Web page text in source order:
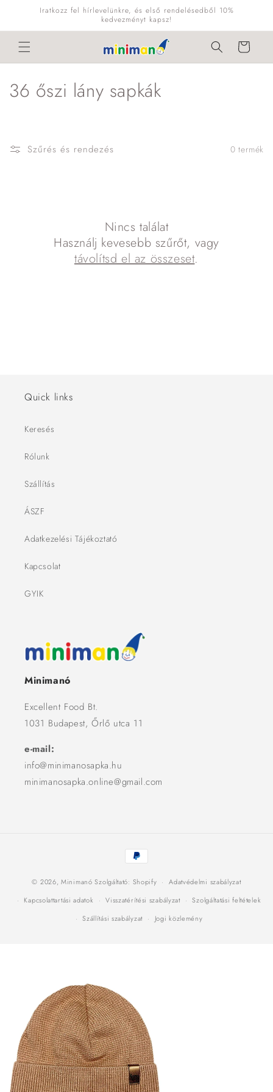
Ugrás aIratkozz fel hírlevelünkre, és első rendelésedből 10%
kedvezményt kapsz!
Kosár
K
36 őszi lány sapkák
Szűrés és rendezés 0 termék
Nincs találat
Használj kevesebb szűrőt, vagy
távolítsd el az összeset.
Quick links
Keresés
Rólunk
Szállítás
ÁSZF
Adatkezelési Tájékoztató
Kapcsolat
GYIK
Minimanó
Excellent Food Bt.
1031 Budapest, Őrlő utca 11
e-mail:
info@minimanosapka.hu
minimanosapka.online@gmail.com
Fizetési
módok
© 2026,Minimanó Szolgáltató: Shopify
Adatvédelmi szabályzat
Kapcsolattartási adatok
Visszatérítési szabályzat
Szolgáltatási feltételek
Szállítási szabályzat
Jogi közlemény